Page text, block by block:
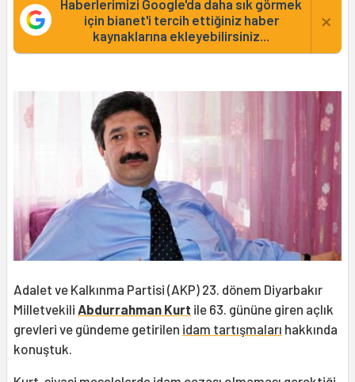
Haberlerimizi Google'da daha sık görmek
için bianet'i tercih ettiğiniz haber
kaynaklarına ekleyebilirsiniz...
×
Adalet ve Kalkınma Partisi (AKP) 23. dönem Diyarbakır
Milletvekili Abdurrahman Kurt ile 63. gününe giren açlık
grevleri ve gündeme getirilen idam tartışmaları hakkında
konuştuk.